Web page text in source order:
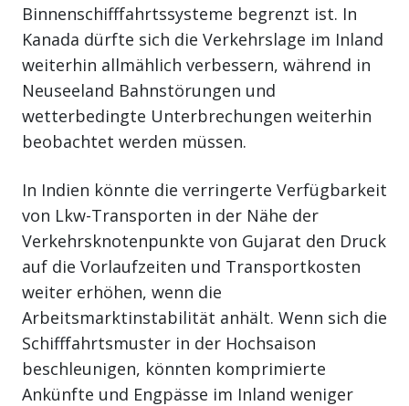
Binnenschifffahrtssysteme begrenzt ist. In
Kanada dürfte sich die Verkehrslage im Inland
weiterhin allmählich verbessern, während in
Neuseeland Bahnstörungen und
wetterbedingte Unterbrechungen weiterhin
beobachtet werden müssen.
In Indien könnte die verringerte Verfügbarkeit
von Lkw-Transporten in der Nähe der
Verkehrsknotenpunkte von Gujarat den Druck
auf die Vorlaufzeiten und Transportkosten
weiter erhöhen, wenn die
Arbeitsmarktinstabilität anhält. Wenn sich die
Schifffahrtsmuster in der Hochsaison
beschleunigen, könnten komprimierte
Ankünfte und Engpässe im Inland weniger